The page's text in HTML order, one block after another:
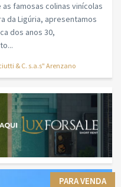
famosas colinas vinícolas
da Ligúria, apresentamos
dos anos 30,
& C. s.a.s" Arenzano
PARA VENDA